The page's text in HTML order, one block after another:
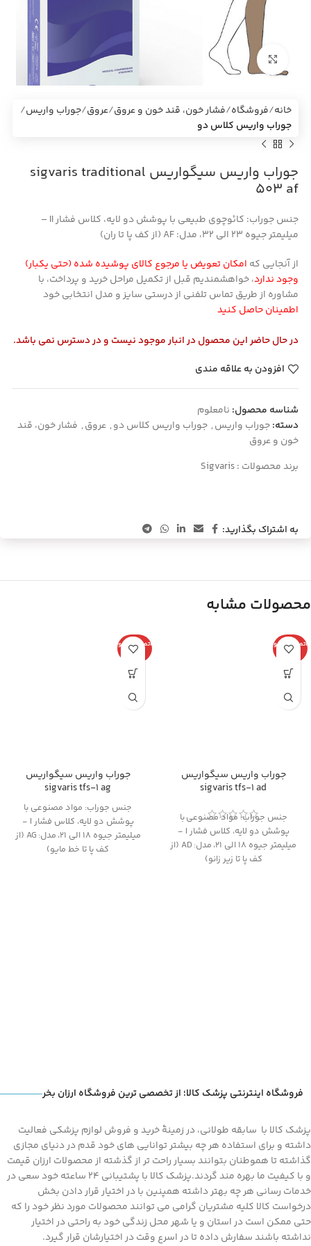
بزرگنمایی تصویر
خانه فروشگاه فشار خون، قند خون و عروق عروق جوراب واریس
جوراب واریس کلاس دو
جوراب واریس سیگواریس sigvaris traditional
503 af
جنس جوراب: کائوچوی طبیعی با پوشش دو لایه،
کلاس فشار II –
میلیمتر جیوه 23 الی 32
، مدل:AF (از کف پا تا ران)
از آنجایی که امکان تعویض یا مرجوع کالای پوشیده شده (حتی یکبار)
وجود ندارد، خواهشمندیم قبل از تکمیل مراحل خرید و پرداخت، با
مشاوره از طریق تماس تلفنی از درستی سایز و مدل انتخابی خود
اطمینان حاصل کنید
در حال حاضر این محصول در انبار موجود نیست و در دسترس نمی باشد.
افزودن به علاقه مندی
شناسه محصول: نامعلوم
دسته:جوراب واریس, جوراب واریس کلاس دو, عروق, فشار خون، قند
خون و عروق
برند محصولات :Sigvaris
به اشتراک بگذارید:
محصولات مشابه
اتمام موجو
دی
جوراب واریس سیگواریس
sigvaris tfs-1 ad
جنس جوراب: مواد مصنوعیبا
پوشش دو لایه، کلاس فشار I -
میلیمتر جیوه 18 الی 21،
مدل:
AD (از
کف پا تا زیر زانو)
اتمام موجو
دی
جوراب واریس سیگواریس
sigvaris tfs-1 ag
جنس جوراب: مواد مصنوعی با
پوشش دو لایه، کلاس فشار I -
میلیمتر جیوه 18 الی 21،
مدل:
AG (از
کف پا تا خط مایو)
فروشگاه اینترنتی پزشک کالا؛ از تخصصی ترین فروشگاه ارزان بخر
پزشک کالا با سابقه طولانی، در زمینۀ خرید و فروش لوازم پزشکی فعالیت
داشته و برای استفاده هر چه بیشتر توانایی های خود قدم در دنیای مجازی
گذاشته تا هموطنان بتوانند بسیار راحت تر از گذشته از محصولات ارزان قیمت
و با کیفیت ما بهره مند گردند.پزشک کالا با پشتیبانی 24 ساعته خود سعی در
خدمات رسانی هر چه بهتر داشته همپنین با در اختیار قرار دادن بخش
درخواست کالا کلیه مشتریان گرامی می توانند محصولات مورد نظر خود را که
حتی ممکن است در استان و یا شهر محل زندگی خود به راحتی در اختیار
نداشته باشند سفارش داده تا در اسرع وقت در اختیارشان قرار گیرد.